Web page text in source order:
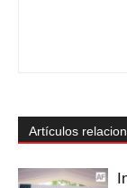
Artículos